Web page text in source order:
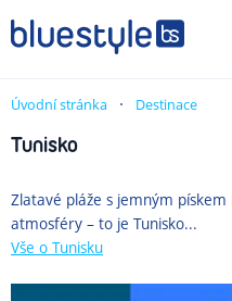
Úvodní stránka Destinace
Tunisko
Zlatavé pláže s jemným
atmosféry – to je Tunisko...
Vše o Tunisku